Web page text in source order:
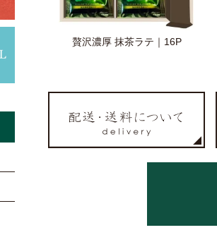
贅沢濃厚 抹茶ラテ｜16P